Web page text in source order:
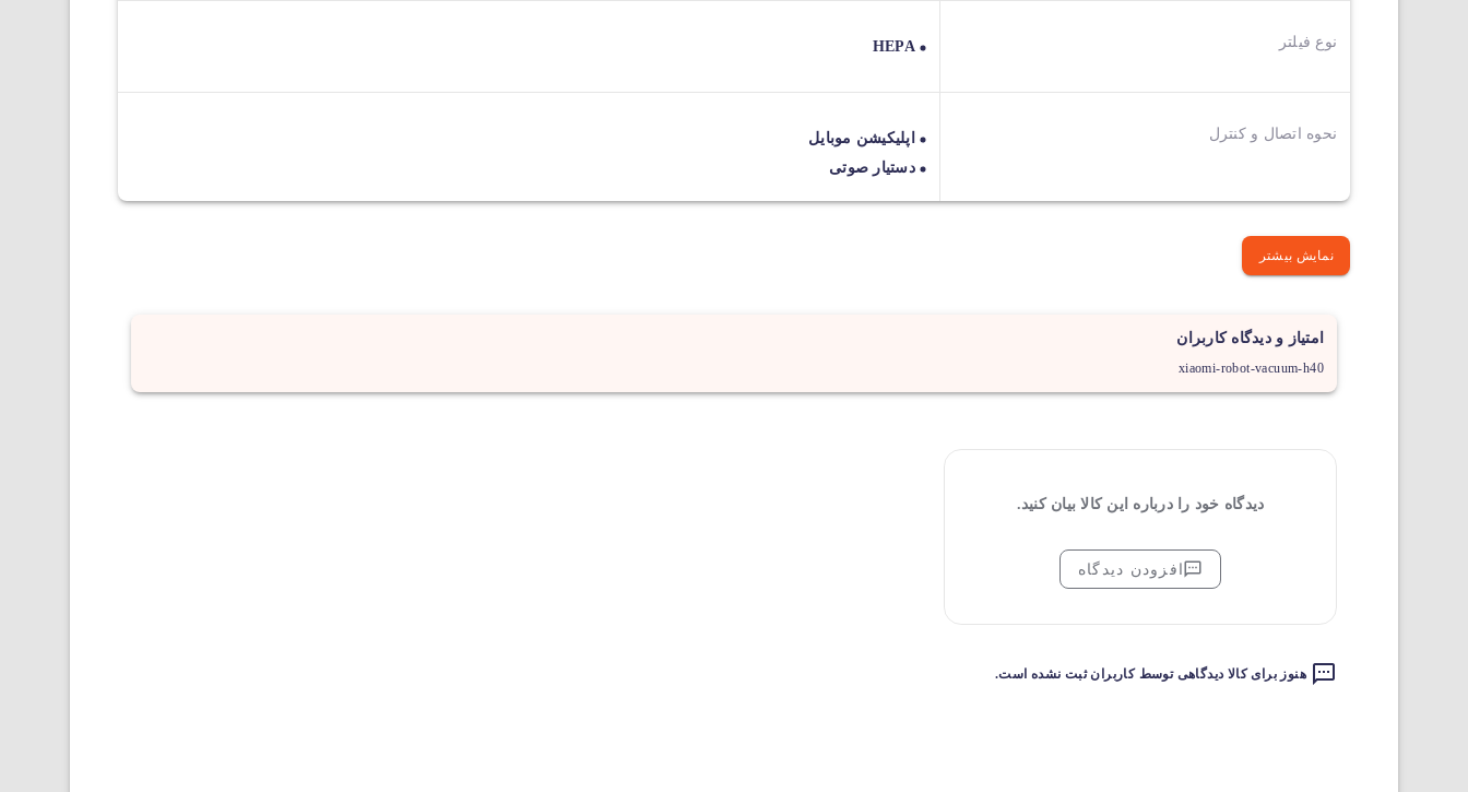
نوع فیلتر HEPA
نحوه اتصال و کنترل
اپلیکیشن موبایل
دستیار صوتی
نمایش بیشتر
امتیاز و دیدگاه کاربران
xiaomi-robot-vacuum-h40
دیدگاه خود را درباره این کالا بیان کنید.
افزودن دیدگاه
هنوز برای کالا دیدگاهی توسط کاربران ثبت نشده است.